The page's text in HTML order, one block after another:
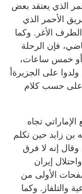
الذي يعتقد بعض
الأحمر الذي
الأغر. وكما
فإن الرحلة
أو خمس ساعات،
على الجزيرةأ
على حسب كلام
تجاه
زايد حين تكلم
وقال إنه لا فرق
إيران
الأولى من
والتلفاز. وكما